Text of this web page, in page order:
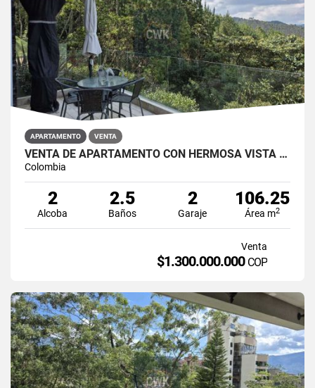
APARTAMENTO VENTA
VENTA DE APARTAMENTO CON HERMOSA VISTA A LA REPRESA
Colombia
2
Alcoba
2.5
Baños
2
Garaje
106.25
Área m2
Venta
$1.300.000.000 COP